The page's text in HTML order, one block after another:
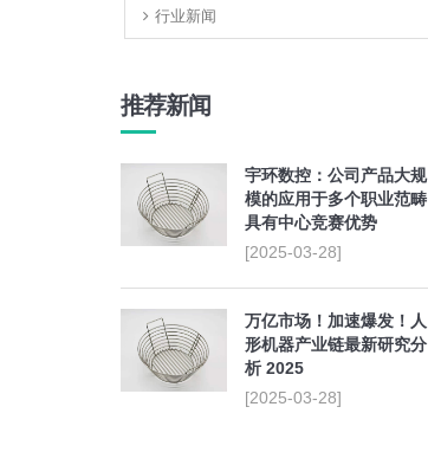
行业新闻
推荐新闻
宇环数控：公司产品大规
模的应用于多个职业范畴
具有中心竞赛优势
[2025-03-28]
万亿市场！加速爆发！人
形机器产业链最新研究分
析 2025
[2025-03-28]